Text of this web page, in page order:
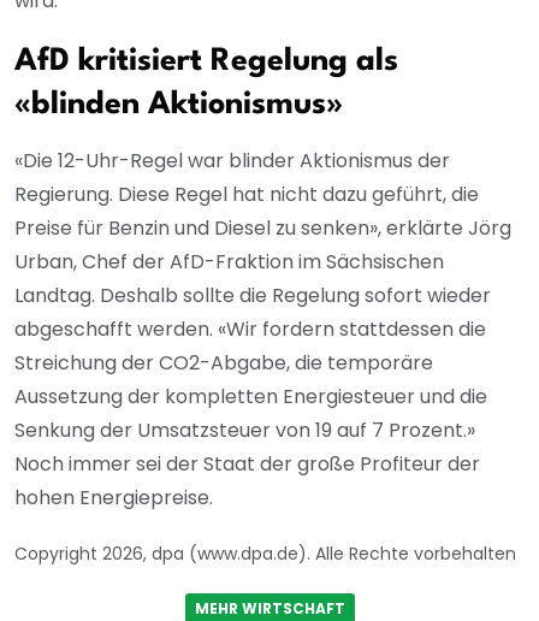
AfD kritisiert Regelung als
«blinden Aktionismus»
«Die 12-Uhr-Regel war blinder Aktionismus der
Regierung. Diese Regel hat nicht dazu geführt, die
Preise für Benzin und Diesel zu senken», erklärte Jörg
Urban, Chef der AfD-Fraktion im Sächsischen
Landtag. Deshalb sollte die Regelung sofort wieder
abgeschafft werden. «Wir fordern stattdessen die
Streichung der CO2-Abgabe, die temporäre
Aussetzung der kompletten Energiesteuer und die
Senkung der Umsatzsteuer von 19 auf 7 Prozent.»
Noch immer sei der Staat der große Profiteur der
hohen Energiepreise.
Copyright 2026, dpa (www.dpa.de). Alle Rechte vorbehalten
MEHR WIRTSCHAFT